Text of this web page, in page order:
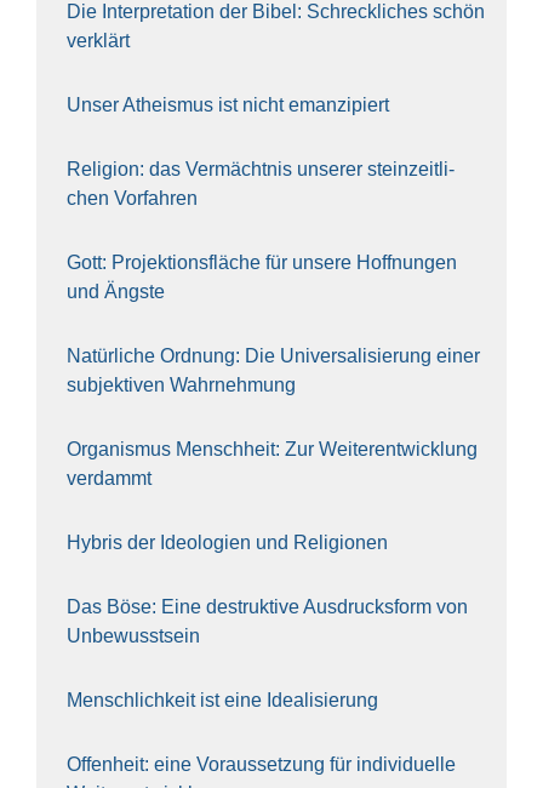
Die Inter­pre­ta­ti­on der Bibel: Schreck­li­ches schön
ver­klärt
Unser Athe­is­mus ist nicht eman­zi­piert
Reli­gi­on: das Ver­mächt­nis unse­rer stein­zeit­li­
chen Vor­fah­ren
Gott: Pro­jek­ti­ons­flä­che für unse­re Hoff­nun­gen
und Ängs­te
Natür­li­che Ord­nung: Die Uni­ver­sa­li­sie­rung einer
sub­jek­ti­ven Wahr­neh­mung
Orga­nis­mus Mensch­heit: Zur Wei­ter­ent­wick­lung
ver­dammt
Hybris der Ideo­lo­gien und Reli­gio­nen
Das Böse: Eine destruk­ti­ve Aus­drucks­form von
Unbe­wusst­sein
Mensch­lich­keit ist eine Idea­li­sie­rung
Offen­heit: eine Vor­aus­set­zung für indi­vi­du­el­le